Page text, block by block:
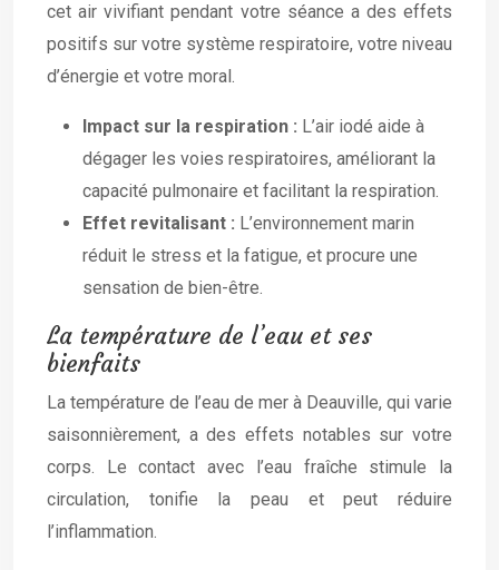
cet air vivifiant pendant votre séance a des effets
positifs sur votre système respiratoire, votre niveau
d’énergie et votre moral.
Impact sur la respiration : L’air iodé aide à
dégager les voies respiratoires, améliorant la
capacité pulmonaire et facilitant la respiration.
Effet revitalisant : L’environnement marin
réduit le stress et la fatigue, et procure une
sensation de bien-être.
La température de l’eau et ses
bienfaits
La température de l’eau de mer à Deauville, qui varie
saisonnièrement, a des effets notables sur votre
corps. Le contact avec l’eau fraîche stimule la
circulation, tonifie la peau et peut réduire
l’inflammation.